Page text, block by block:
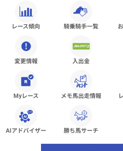
レース傾向 騎乗騎手一覧
変更情報 入出金
Myレース メモ馬出走情報
AIアドバイザー 勝ち馬サーチ